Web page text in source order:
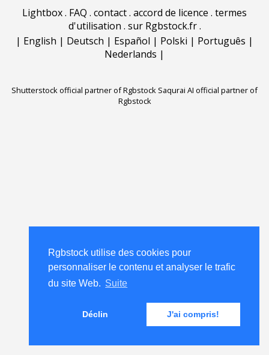
Rgbstock utilise des cookies pour
personnaliser le contenu et analyser le trafic
du site Web. Suite
Déclin J'ai compris!
Lightbox. FAQ . contact. accord de licence . termes
d'utilisation . sur Rgbstock.fr.
| English | Deutsch | Español | Polski | Português |
Nederlands |
Shutterstock official partner of Rgbstock Saqurai AI official partner of
Rgbstock